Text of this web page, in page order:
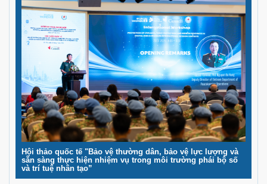
Hội thảo quốc tế "Bảo vệ thường dân, bảo vệ lực lượng và
sẵn sàng thực hiện nhiệm vụ trong môi trường phái bộ số
và trí tuệ nhân tạo”